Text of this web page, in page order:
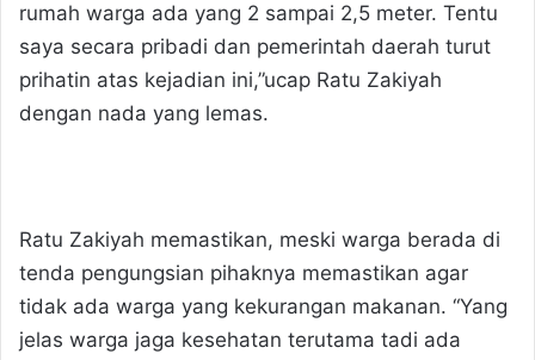
rumah warga ada yang 2 sampai 2,5 meter. Tentu
saya secara pribadi dan pemerintah daerah turut
prihatin atas kejadian ini,”ucap Ratu Zakiyah
dengan nada yang lemas.
Ratu Zakiyah memastikan, meski warga berada di
tenda pengungsian pihaknya memastikan agar
tidak ada warga yang kekurangan makanan. “Yang
jelas warga jaga kesehatan terutama tadi ada